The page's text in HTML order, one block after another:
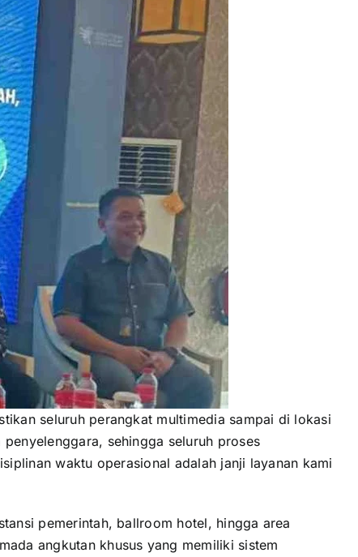
seluruh perangkat multimedia sampai di lokasi
sehingga seluruh proses
waktu operasional adalah janji layanan kami
pemerintah, ballroom hotel, hingga area
angkutan khusus yang memiliki sistem